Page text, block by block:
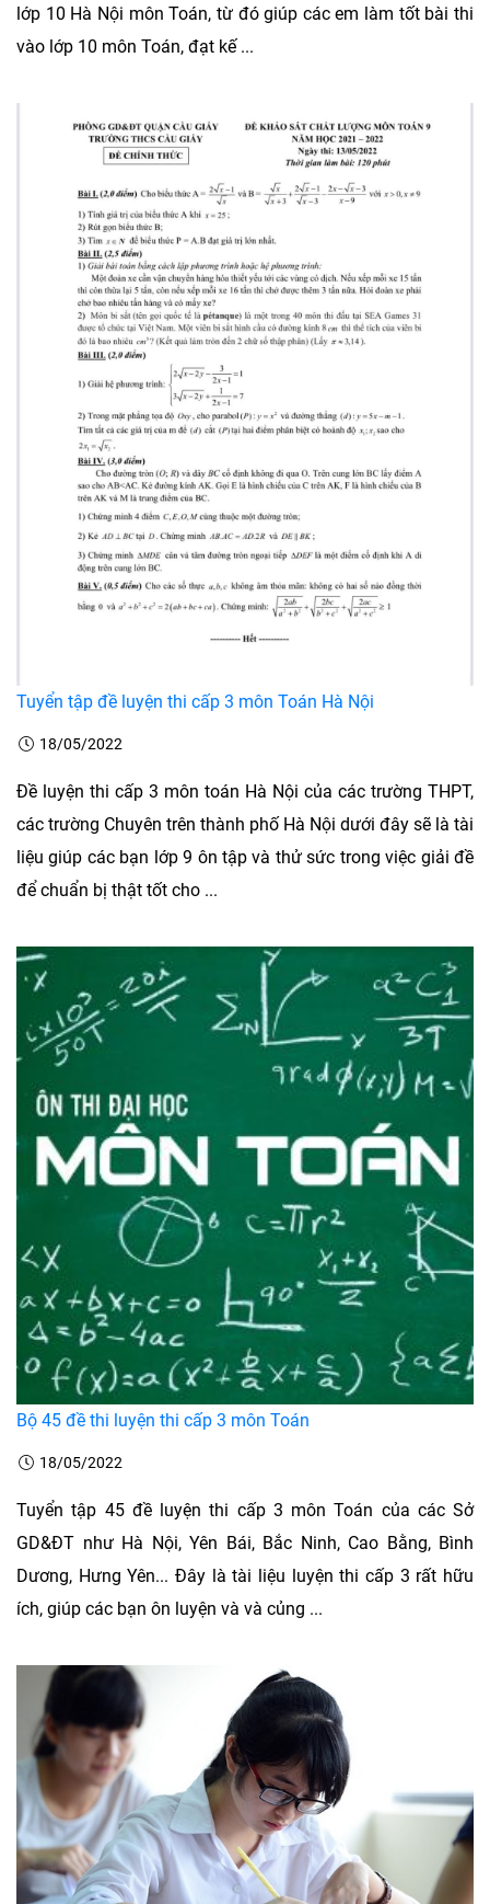
lớp 10 Hà Nội môn Toán, từ đó giúp các em làm tốt bài thi
vào lớp 10 môn Toán, đạt kế ...
Tuyển tập đề luyện thi cấp 3 môn Toán Hà Nội
18/05/2022
Đề luyện thi cấp 3 môn toán Hà Nội của các trường THPT,
các trường Chuyên trên thành phố Hà Nội dưới đây sẽ là tài
liệu giúp các bạn lớp 9 ôn tập và thử sức trong việc giải đề
để chuẩn bị thật tốt cho ...
Bộ 45 đề thi luyện thi cấp 3 môn Toán
18/05/2022
Tuyển tập 45 đề luyện thi cấp 3 môn Toán của các Sở
GD&ĐT như Hà Nội, Yên Bái, Bắc Ninh, Cao Bằng, Bình
Dương, Hưng Yên... Đây là tài liệu luyện thi cấp 3 rất hữu
ích, giúp các bạn ôn luyện và và củng ...